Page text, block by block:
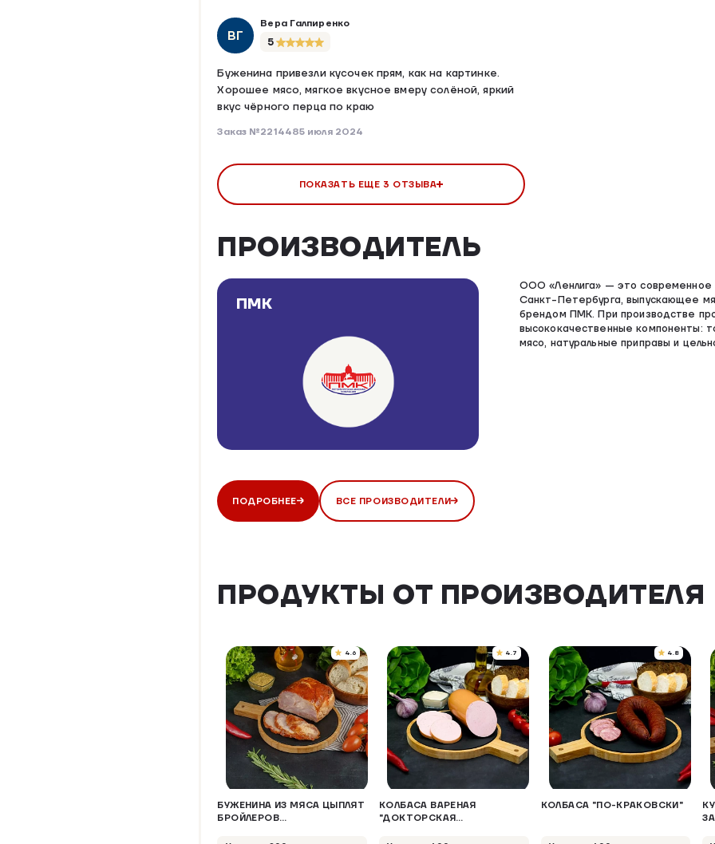
ВГ
Вера Галпиренко
5
Буженина привезли кусочек прям, как на картинке.
Хорошее мясо, мягкое вкусное вмеру солёной, яркий
вкус чёрного перца по краю
Заказ №2214485 июля 2024
ПОКАЗАТЬ ЕЩЕ 3 ОТЗЫВА
ПРОИЗВОДИТЕЛЬ
ПМК
ПОДРОБНЕЕ ВСЕ ПРОИЗВОДИТЕЛИ
ООО «Ленлига» — это современное
Санкт-Петербурга, выпускающее
брендом ПМК. При производстве
высококачественные компоненты:
мясо, натуральные приправы и
ПРОДУКТЫ ОТ ПРОИЗВОДИТЕЛЯ
4.6
БУЖЕНИНА ИЗ МЯСА ЦЫПЛЯТ
БРОЙЛЕРОВ
4.7
КОЛБАСА ВАРЕНАЯ
"ДОКТОРСКАЯ
4.8
КОЛБАСА "ПО-КРАКОВСКИ"